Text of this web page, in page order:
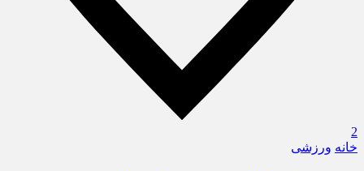
2
خانه ورزشی